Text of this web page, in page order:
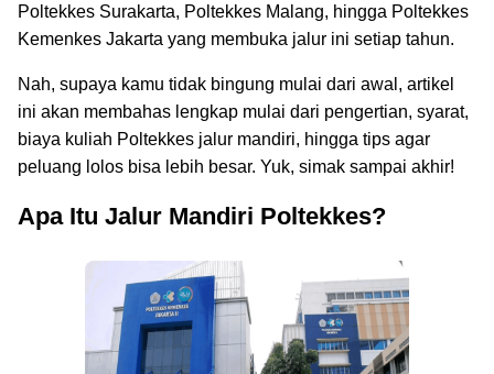
Poltekkes Surakarta, Poltekkes Malang, hingga Poltekkes
Kemenkes Jakarta yang membuka jalur ini setiap tahun.
Nah, supaya kamu tidak bingung mulai dari awal, artikel
ini akan membahas lengkap mulai dari pengertian, syarat,
biaya kuliah Poltekkes jalur mandiri, hingga tips agar
peluang lolos bisa lebih besar. Yuk, simak sampai akhir!
Apa Itu Jalur Mandiri Poltekkes?